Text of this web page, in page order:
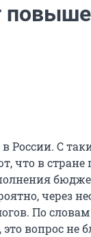
России. С
что в стране
через
По словам
вопрос не